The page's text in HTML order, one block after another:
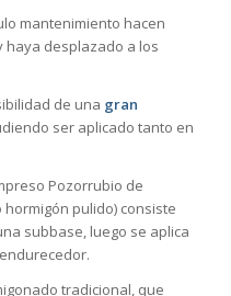
mantenimiento hacen
haya desplazado a los
de una gran
ser aplicado tanto en
Pozorrubio de
pulido) consiste
subbase, luego se aplica
tradicional, que